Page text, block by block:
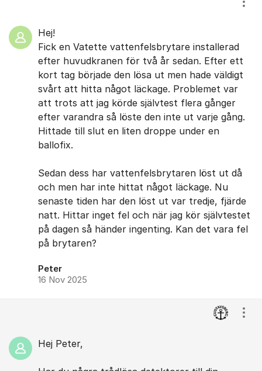
Hej!
Fick en Vatette vattenfelsbrytare installerad
efter huvudkranen för två år sedan. Efter ett
kort tag började den lösa ut men hade väldigt
svårt att hitta något läckage. Problemet var
att trots att jag körde självtest flera gånger
efter varandra så löste den inte ut varje gång.
Hittade till slut en liten droppe under en
ballofix.
Sedan dess har vattenfelsbrytaren löst ut då
och men har inte hittat något läckage. Nu
senaste tiden har den löst ut var tredje, fjärde
natt. Hittar inget fel och när jag kör självtestet
på dagen så händer ingenting. Kan det vara fel
på brytaren?
Peter
16 Nov 2025
Hej Peter,